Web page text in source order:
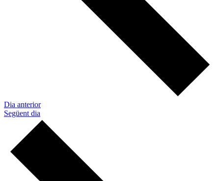
Dia anterior
Següent dia